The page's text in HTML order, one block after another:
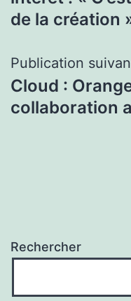
de la création
Publication
Cloud :
collaboration
Rechercher